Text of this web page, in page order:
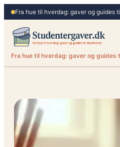
Spring
til
indhold
Fra hue til hverdag: gaver og guides
Fra hue til hverdag: gaver og guides